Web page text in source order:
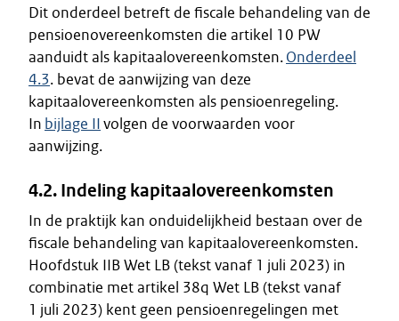
Dit onderdeel betreft de fiscale behandeling van de
pensioenovereenkomsten die artikel 10 PW
aanduidt als kapitaalovereenkomsten.Onderdeel
4.3. bevat de aanwijzing van deze
kapitaalovereenkomsten als pensioenregeling.
In bijlage IIvolgen de voorwaarden voor
aanwijzing.
4.2. Indeling kapitaalovereenkomsten
In de praktijk kan onduidelijkheid bestaan over de
fiscale behandeling van kapitaalovereenkomsten.
Hoofdstuk IIB Wet LB (tekst vanaf 1 juli 2023) in
combinatie met artikel 38q Wet LB (tekst vanaf
1 juli 2023) kent geen pensioenregelingen met